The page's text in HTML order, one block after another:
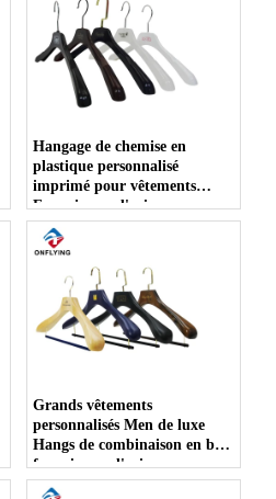
Hangage de chemise en
plastique personnalisé
imprimé pour vêtements
Fournisseur d'usine
Grands vêtements
personnalisés Men de luxe
Hangs de combinaison en bois
fournisseur d'usine